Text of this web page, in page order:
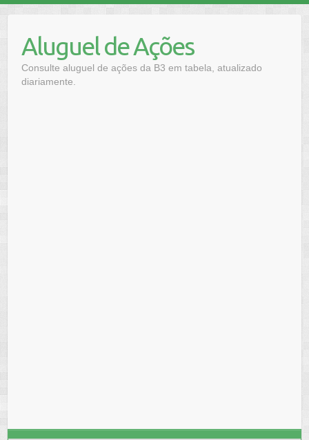
contentAluguel de Ações
Consulte aluguel de ações da B3 em tabela, atualizado
diariamente.